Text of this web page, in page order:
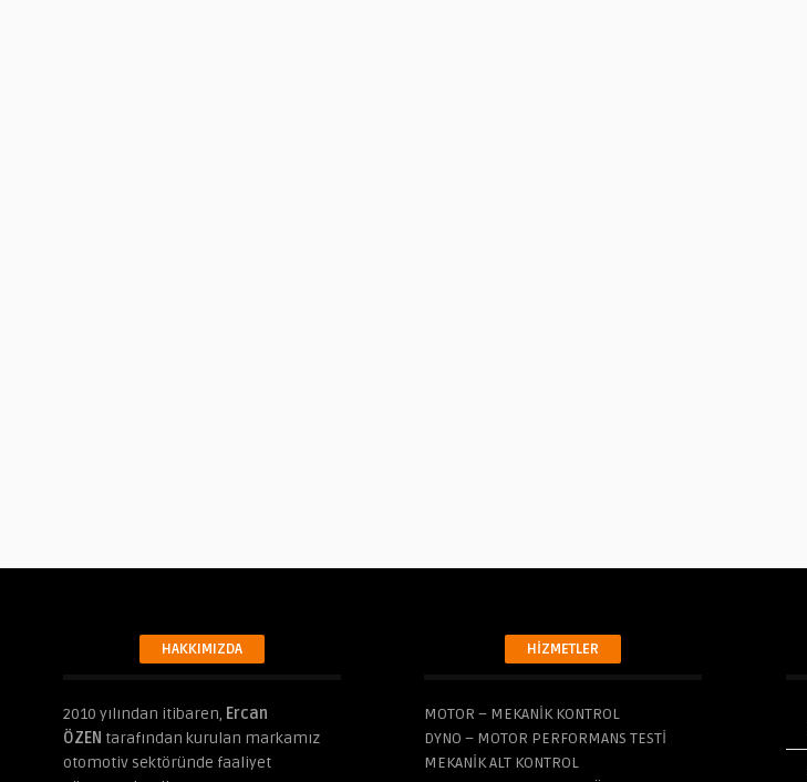
HAKKIMIZDA
2010 yılından itibaren, Ercan
ÖZEN tarafından kurulan markamız
otomotiv sektöründe faaliyet
HİZMETLER
MOTOR – MEKANİK KONTROL
DYNO – MOTOR PERFORMANS TESTİ
MEKANİK ALT KONTROL